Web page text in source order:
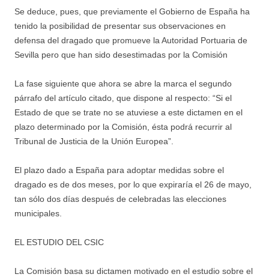
Se deduce, pues, que previamente el Gobierno de España ha
tenido la posibilidad de presentar sus observaciones en
defensa del dragado que promueve la Autoridad Portuaria de
Sevilla pero que han sido desestimadas por la Comisión
La fase siguiente que ahora se abre la marca el segundo
párrafo del artículo citado, que dispone al respecto: “Si el
Estado de que se trate no se atuviese a este dictamen en el
plazo determinado por la Comisión, ésta podrá recurrir al
Tribunal de Justicia de la Unión Europea”.
El plazo dado a España para adoptar medidas sobre el
dragado es de dos meses, por lo que expiraría el 26 de mayo,
tan sólo dos días después de celebradas las elecciones
municipales.
EL ESTUDIO DEL CSIC
La Comisión basa su dictamen motivado en el estudio sobre el